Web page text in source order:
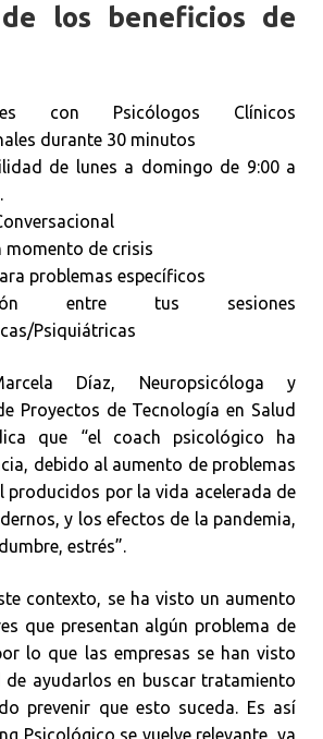
los beneficios de
con Psicólogos Clínicos
durante 30 minutos
de lunes a domingo de 9:00 a
momento de crisis
problemas específicos
entre tus sesiones
Psiquiátricas
Díaz, Neuropsicóloga y
Proyectos de Tecnología en Salud
que “el coach psicológico ha
debido al aumento de problemas
producidos por la vida acelerada de
y los efectos de la pandemia,
estrés”.
contexto, se ha visto un aumento
que presentan algún problema de
lo que las empresas se han visto
de ayudarlos en buscar tratamiento
prevenir que esto suceda. Es así
Psicológico se vuelve relevante, ya